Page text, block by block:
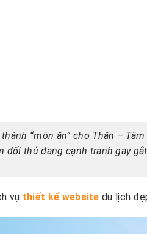
“món ăn” cho Thân –
đối thủ đang cạnh tranh gay
vụ thiết kế website du lịch